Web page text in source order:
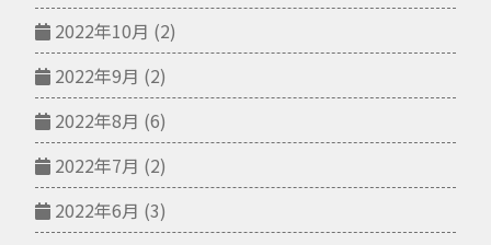
2022年10月 (2)
2022年9月 (2)
2022年8月 (6)
2022年7月 (2)
2022年6月 (3)